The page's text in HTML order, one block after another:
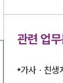
관련 업
가사 · 친생